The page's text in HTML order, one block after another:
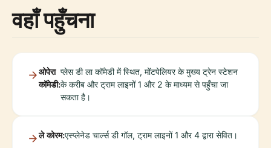
वहाँ पहुँचना
ओपेरा
कॉमेडी:
प्लेस डी ला कॉमेडी में स्थित, मोंटपेलियर के मुख्य ट्रेन स्टेशन
के करीब और ट्राम लाइनों 1 और 2 के माध्यम से पहुँचा जा
सकता है।
ले कोरम:एस्प्लेनेड चार्ल्स डी गॉल, ट्राम लाइनों 1 और 4 द्वारा सेवित।